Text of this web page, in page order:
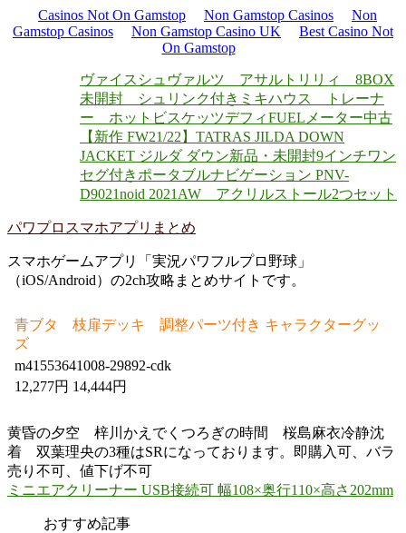
Casinos Not On Gamstop Non Gamstop Casinos
Non
Gamstop Casinos
Non Gamstop Casino UK
Best Casino Not
On Gamstop
ヴァイスシュヴァルツ アサルトリリィ 8BOX
未開封 シュリンク付き ミキハウス トレーナ
ー ホットビスケッツデフィFUELメーター中古
【新作 FW21/22】TATRAS JILDA DOWN
JACKET ジルダ ダウン新品・未開封9インチワン
セグ付きポータブルナビゲーション PNV-
D9021noid 2021AW アクリルストール2つセット
パワプロスマホアプリまとめ
スマホゲームアプリ「実況パワフルプロ野球」
（iOS/Android）の2ch攻略まとめサイトです。
青ブタ 枝扉デッキ 調整パーツ付き キャラクターグッ
ズ
m41553641008-29892-cdk
12,277円 14,444円
黄昏の夕空 梓川かえでくつろぎの時間 桜島麻衣冷静沈
着 双葉理央の3種はSRになっております。即購入可、バラ
売り不可、値下げ不可
ミニエアクリーナー USB接続可 幅108×奥行110×高さ202mm
おすすめ記事